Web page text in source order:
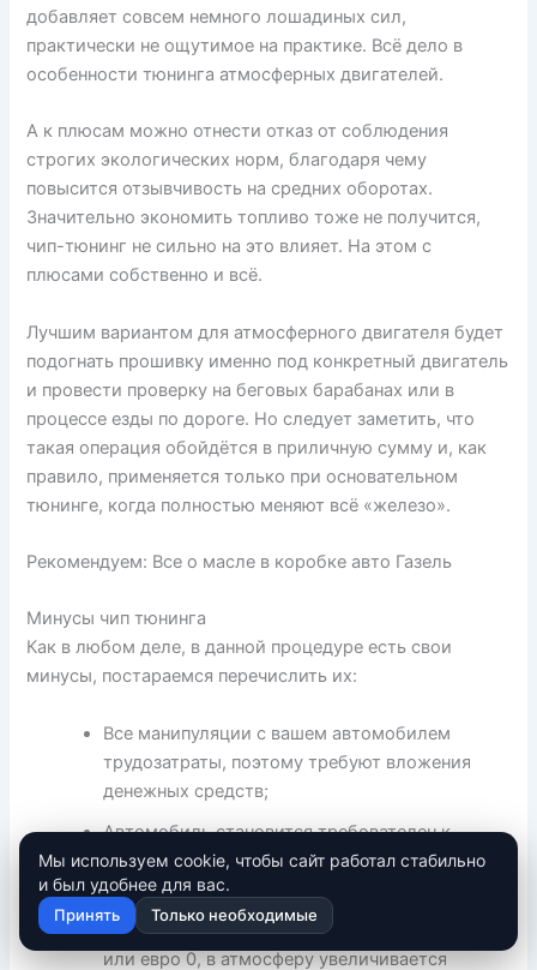
добавляет совсем немного лошадиных сил,
практически не ощутимое на практике. Всё дело в
особенности тюнинга атмосферных двигателей.
А к плюсам можно отнести отказ от соблюдения
строгих экологических норм, благодаря чему
повысится отзывчивость на средних оборотах.
Значительно экономить топливо тоже не получится,
чип-тюнинг не сильно на это влияет. На этом с
плюсами собственно и всё.
Лучшим вариантом для атмосферного двигателя будет
подогнать прошивку именно под конкретный двигатель
и провести проверку на беговых барабанах или в
процессе езды по дороге. Но следует заметить, что
такая операция обойдётся в приличную сумму и, как
правило, применяется только при основательном
тюнинге, когда полностью меняют всё «железо».
Рекомендуем: Все о масле в коробке авто Газель
Минусы чип тюнинга
Как в любом деле, в данной процедуре есть свои
минусы, постараемся перечислить их:
Все манипуляции с вашем автомобилем
трудозатраты, поэтому требуют вложения
денежных средств;
Автомобиль становится требователен к
качеству топлива, особенно на бензиновых
моторах, как атмосферных так и турбо;
При переходе на нормы токсичности евро 2
или евро 0, в атмосферу увеличивается
Мы используем cookie, чтобы сайт работал стабильно
и был удобнее для вас.
Принять Только необходимые